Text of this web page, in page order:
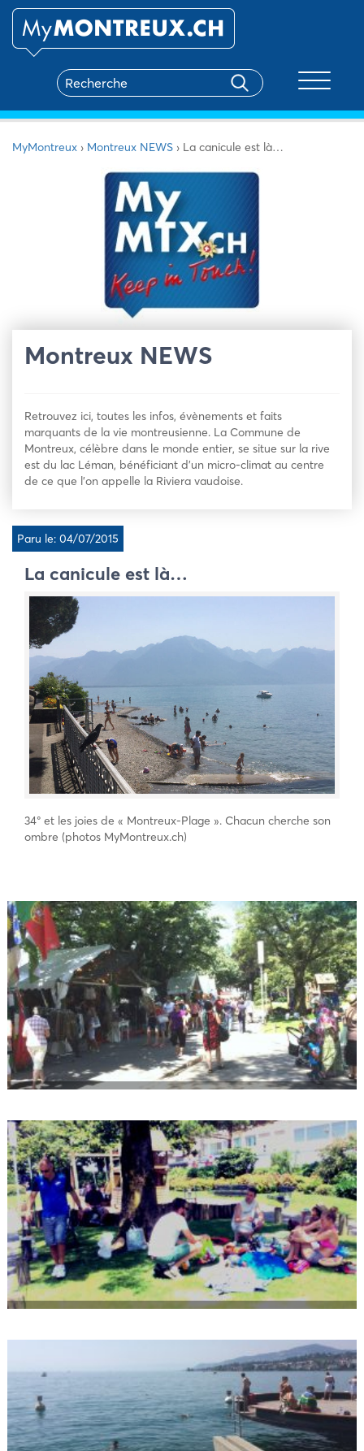
MyMontreux › Montreux NEWS › La canicule est là…
Montreux NEWS
Retrouvez ici, toutes les infos, évènements et faits
marquants de la vie montreusienne. La Commune de
Montreux, célèbre dans le monde entier, se situe sur la rive
est du lac Léman, bénéficiant d’un micro-climat au centre
de ce que l’on appelle la Riviera vaudoise.
Paru le: 04/07/2015
La canicule est là…
34° et les joies de « Montreux-Plage ». Chacun cherche son
ombre (photos MyMontreux.ch)